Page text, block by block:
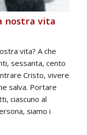
nostra vita
vita? A che
sessanta, cento
Cristo, vivere
salva. Portare
ciascuno al
siamo i